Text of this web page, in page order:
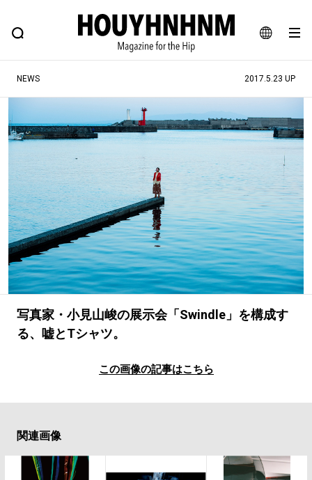
JA
EN
FEATURE BLOG SNAP
ヒップなファッション、カルチャー、ライフスタイルWEBマガジン
#注目のタグ
#SHOPPING ADDICT
#ESSENTIAL DESIGNS #古着サミット
#NEW VINTAGE #マイナーグッド図鑑
#路地裏てぃーん。 #MONTHLY JOURNAL
#GH 銘品の所以 #フイナムのYouTube
#Commune H #FOCUS IT #AH.H
#ととけん #FASHION #MUSIC #MOVIE
#LIFESTYLE #SNEAKER #OUTDOOR
#SPORTS #HANDSOME HANDBOOK
NEWS 2017.5.23 UP
写真家・小見山峻の展示会「Swindle」を構成す
る、嘘とTシャツ。
この画像の記事はこちら
関連画像